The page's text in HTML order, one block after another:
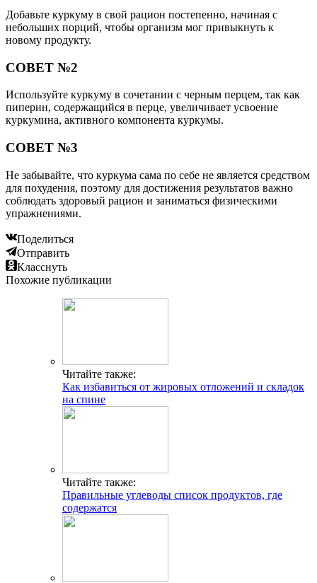
Добавьте куркуму в свой рацион постепенно, начиная с
небольших порций, чтобы организм мог привыкнуть к
новому продукту.
СОВЕТ №2
Используйте куркуму в сочетании с черным перцем, так как
пиперин, содержащийся в перце, увеличивает усвоение
куркумина, активного компонента куркумы.
СОВЕТ №3
Не забывайте, что куркума сама по себе не является средством
для похудения, поэтому для достижения результатов важно
соблюдать здоровый рацион и заниматься физическими
упражнениями.
Поделиться
Отправить
Класснуть
Похожие публикации
Читайте также:
Как избавиться от жировых отложений и складок
на спине
Читайте также:
Правильные углеводы список продуктов, где
содержатся